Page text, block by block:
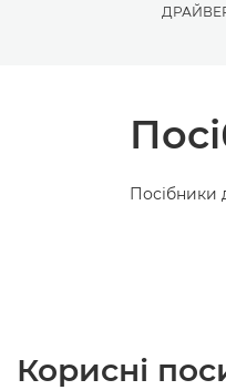
Посібники
Корисні